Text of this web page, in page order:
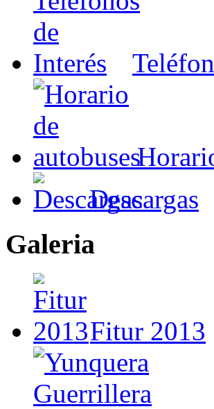
Descargas
Galeria
Fitur 2013